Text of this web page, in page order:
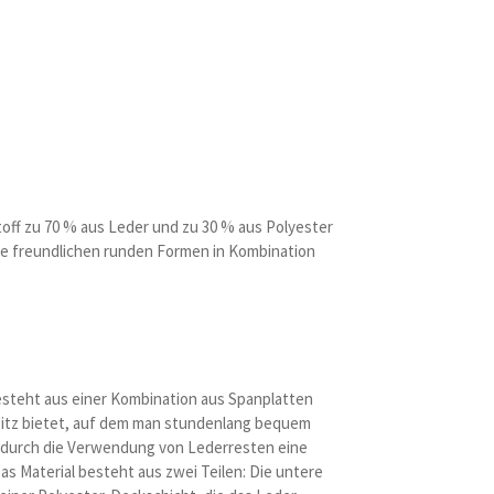
zu 70 % aus Leder und zu 30 % aus Polyester
freundlichen runden Formen in Kombination
aus einer Kombination aus Spanplatten
bietet, auf dem man stundenlang bequem
die Verwendung von Lederresten eine
Material besteht aus zwei Teilen: Die untere